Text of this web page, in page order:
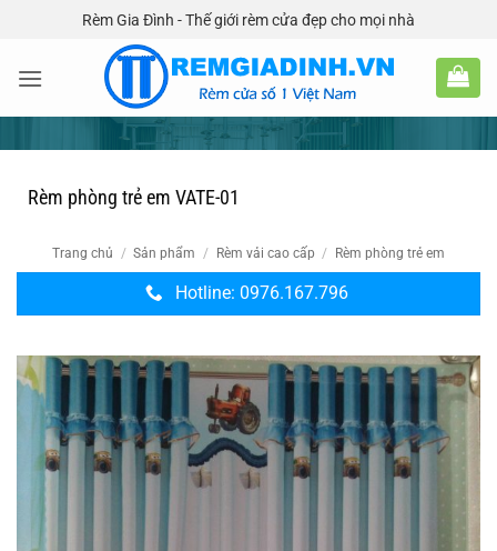
nội
Rèm Gia Đình - Thế giới rèm cửa đẹp cho mọi nhà
Rèm phòng trẻ em VATE-01
Trang chủ / Sản phẩm / Rèm vải cao cấp / Rèm phòng trẻ em
Hotline: 0976.167.796